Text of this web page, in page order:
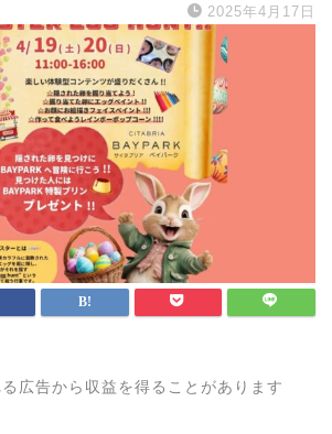
2025年4月17日
広告から収益を得ることがあります